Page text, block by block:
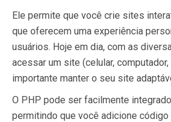
Ele permite que você crie sites
que oferecem uma experiência
usuários. Hoje em dia, com as
acessar um site (celular,
importante manter o seu site
O PHP pode ser facilmente
permitindo que você adicione